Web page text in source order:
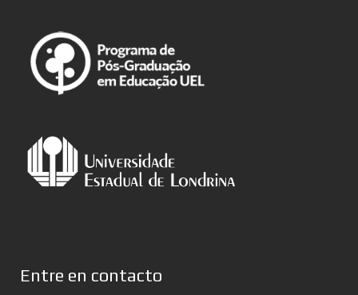
Entre en contacto